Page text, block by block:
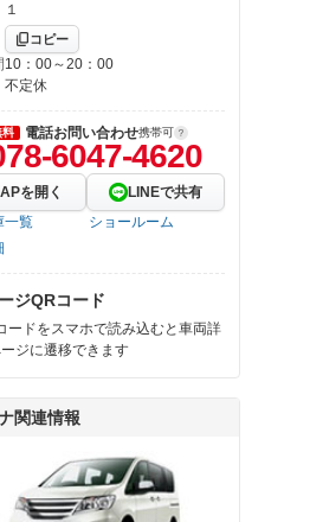
１
コピー
10：00～20：00
不定休
料 電話お問い合わせ携帯可
6047-4620
を開く
LINEで共有
一覧
ショールーム
ジQRコード
ードをスマホで読み込むと車両詳
ジに遷移できます
関連情報